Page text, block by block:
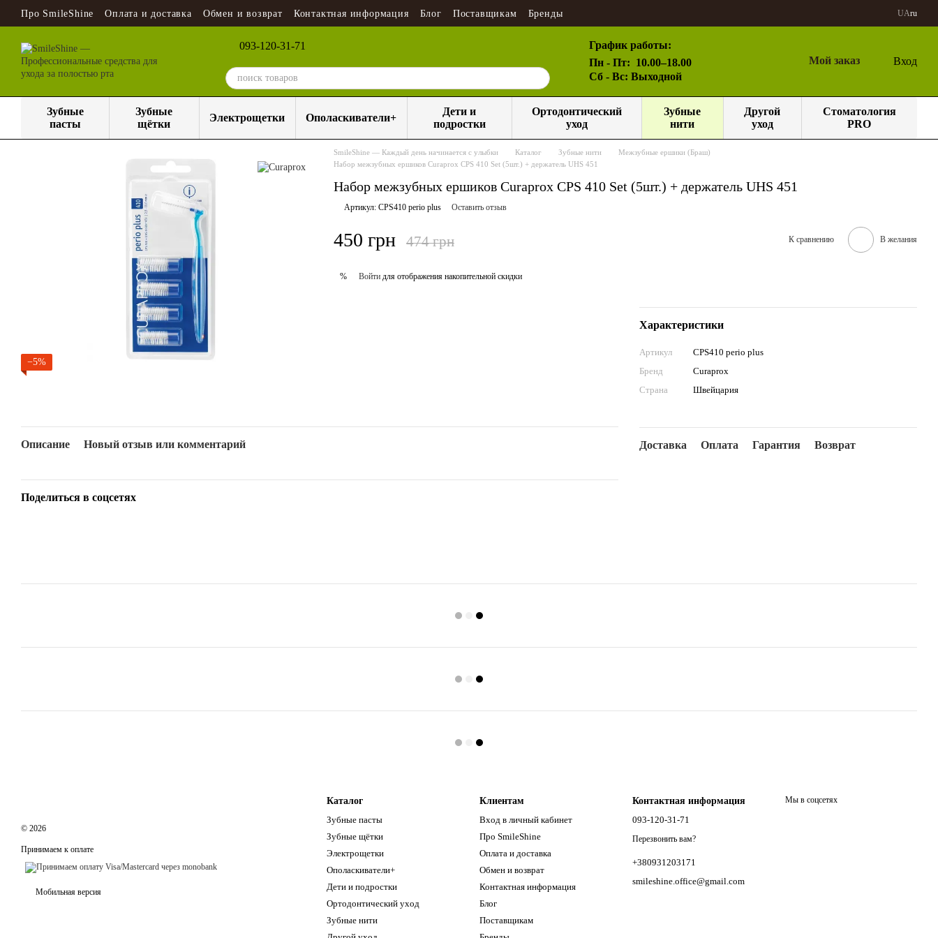
Перейти к основному контенту
Про SmileShine Оплата и доставка Обмен и возврат Контактная информация Блог Поставщикам Бренды UAru
093-120-31-71
График работы:
Пн - Пт: 10.00–18.00
Сб - Вс: Выходной
Мой заказ Вход
Зубные
пасты
Зубные
щётки
Электрощетки Ополаскиватели+
Дети и
подростки
Ортодонтический
уход
Зубные
нити
Другой
уход
Стоматология
PRO
−5%
SmileShine — Каждый день начинается с улыбки Каталог Зубные нити
Межзубные ершики (Браш)
Набор межзубных ершиков Curaprox CPS 410 Set (5шт.) + держатель UHS 451
Набор межзубных ершиков Curaprox CPS 410 Set (5шт.) + держатель UHS 451
Артикул: CPS410 perio plus Оставить отзыв
450 грн 474 грн К сравнению В желания
% Войти для отображения накопительной скидки
Характеристики
Артикул
CPS410 perio plus
Бренд
Curaprox
Страна
Швейцария
Доставка Оплата Гарантия Возврат
Описание Новый отзыв или комментарий
Поделиться в соцсетях
© 2026
Принимаем к оплате
Мобильная версия
Каталог
Зубные пасты
Зубные щётки
Электрощетки
Ополаскиватели+
Дети и подростки
Ортодонтический уход
Зубные нити
Клиентам
Вход в личный кабинет
Про SmileShine
Оплата и доставка
Обмен и возврат
Контактная информация
Блог
Поставщикам
Контактная информация
093-120-31-71
Перезвонить вам?
+380931203171
smileshine.office@gmail.com
Мы в соцсетях